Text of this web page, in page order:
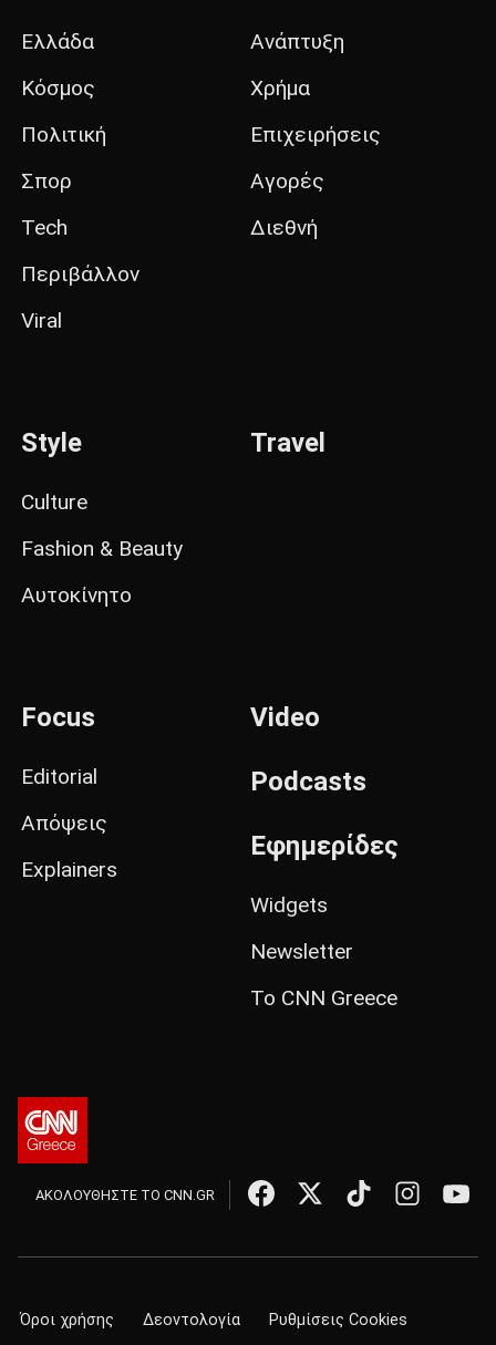
Ελλάδα
Κόσμος
Πολιτική
Σπορ
Tech
Περιβάλλον
Viral
Ανάπτυξη
Χρήμα
Επιχειρήσεις
Αγορές
Διεθνή
Style
Culture
Fashion & Beauty
Αυτοκίνητο
Travel
Focus
Editorial
Απόψεις
Explainers
Video
Podcasts
Εφημερίδες
Widgets
Newsletter
Το CNN Greece
ΑΚΟΛΟΥΘΗΣΤΕ ΤΟ CNN.GR
Όροι χρήσης Δεοντολογία Ρυθμίσεις Cookies